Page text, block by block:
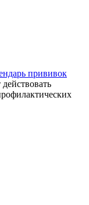
прививок